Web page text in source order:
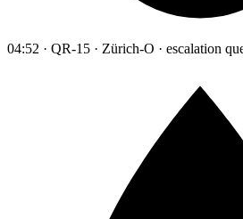
04:52 · QR-15 · Zürich-O · escalation